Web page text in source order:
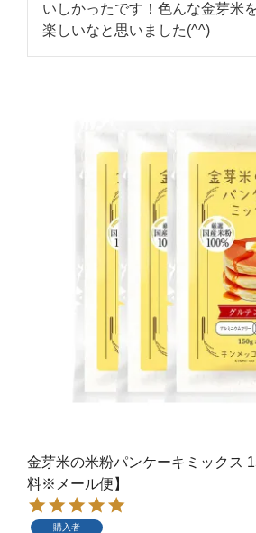
いしかったです！色んな金芽米
楽しいなと思いました(^^)
金芽米の米粉パンケーキミックス
料※メール便】
購入者